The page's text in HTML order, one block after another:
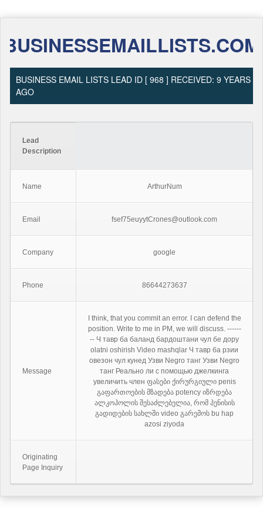
BUSINESSEMAILLISTS.COM
BUSINESS EMAIL LISTS LEAD ID [ 968 ] RECEIVED: 9 YEARS
AGO
Lead
Description
Name ArthurNum
Email fsef75euyytCrones@outlook.com
Company google
Phone 86644273637
Message
I think, that you commit an error. I can defend the
position. Write to me in PM, we will discuss. ------
-- Ч тавр ба баланд бардоштани чул бе дору
olatni oshirish Video mashqlar Ч тавр ба рзии
овезон чул кунед Узви Negro танг Узви Negro
танг Реально ли с помощью джелкинга
увеличить член ფასები ქირურგიული penis
გაფართოების მზადება potency იზრდება
ალკოჰოლის შესაძლებელია, რომ პენისის
გადიდების სახლში video გარემოს bu hap
azosi ziyoda
Originating
Page Inquiry